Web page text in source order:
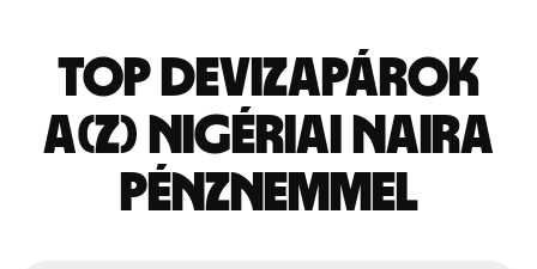
Top devizapárok
a(z) nigériai naira
pénznemmel